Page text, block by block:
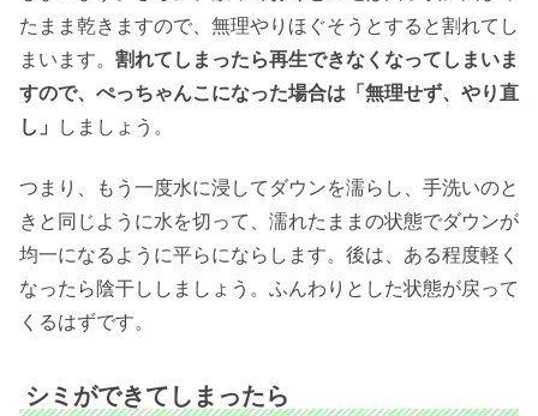
たまま乾きますので、無理やりほぐそうとすると割れてし
まいます。 割れてしまったら再生できなくなってしまいま
すので、ぺっちゃんこになった場合は「無理せず、やり直
し」
しましょう。
つまり、もう一度水に浸してダウンを濡らし、手洗いのと
きと同じように水を切って、濡れたままの状態でダウンが
均一になるように平らにならします。後は、ある程度軽く
なったら陰干ししましょう。ふんわりとした状態が戻って
くるはずです。
シミができてしまったら